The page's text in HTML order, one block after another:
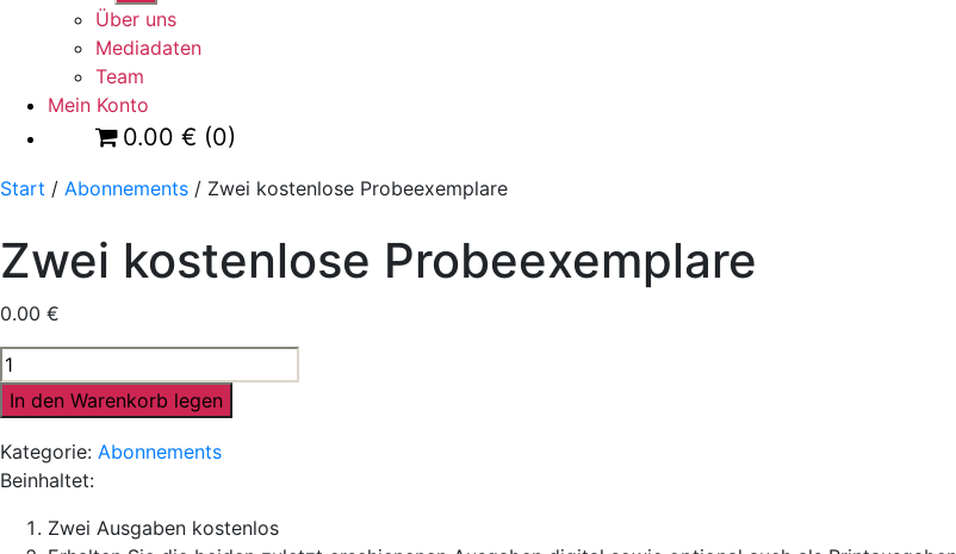
anzeigen
Über uns
Mediadaten
Team
Mein Konto
0.00 € (0)
Start / Abonnements / Zwei kostenlose Probeexemplare
Zwei kostenlose Probeexemplare
0.00 €
Zwei
kostenlose
Probeexemplare
Anzahl
In den Warenkorb legen
Kategorie: Abonnements
Beinhaltet:
Zwei Ausgaben kostenlos